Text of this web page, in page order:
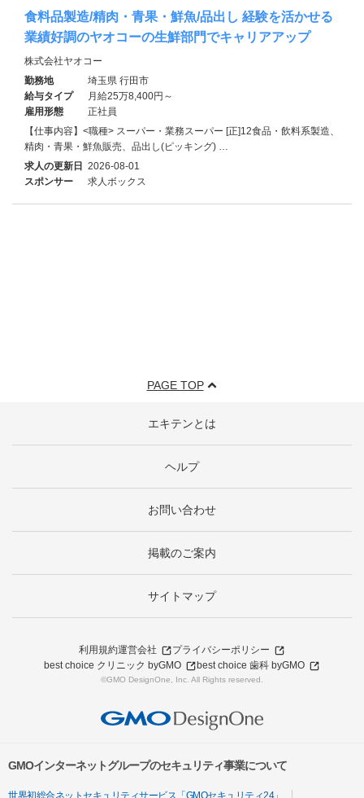
食料品製造/精肉・青果・鮮魚/品出し 経験を活かせる
業績好調のヤオコーの生鮮部門でキャリアアップ
株式会社ヤオコー
勤務地
埼玉県 行田市
給与タイプ
月給25万8,400円～
雇用形態
正社員
【仕事内容】<職種> スーパー・業務スーパー [正]12食品・飲料系製造、
精肉・青果・鮮魚販売、品出し(ピッキング) …
求人の更新日 2026-08-01
スポンサー
求人ボックス
PAGE TOP
エキテンとは
ヘルプ
お問い合わせ
掲載のご案内
サイトマップ
利用規約運営会社
プライバシーポリシー
best choice クリニック byGMO
best choice 歯科 byGMO
©GMO DesignOne, Inc. All Rights reserved.
GMOインターネットグループのセキュリティ事業について
世界初総合ネットセキュリティサービス「GMOセキュリティ24」